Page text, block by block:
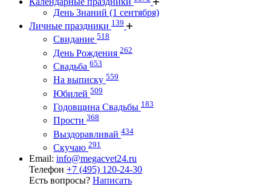
День Знаний (1 сентября)
Личные праздники 139
Свидание 518
День Рождения 262
Свадьба 653
На выписку 559
Юбилей 509
Годовщина Свадьбы 183
Прости 368
Выздоравливай 434
Скучаю 291
Email: info@megacvet24.ru
Телефон +7 (495) 120-24-30
Есть вопросы? Написать